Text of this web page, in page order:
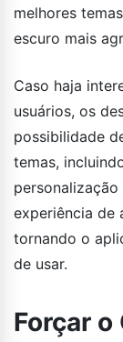
melhores
escuro mais
Caso haja
usuários, os
possibilidade
temas,
experiência de
tornando o
de usar.
Forçar o